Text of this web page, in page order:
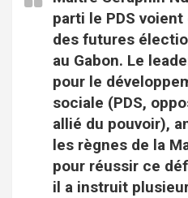
parti le PDS
des futures
au Gabon. Le
pour le
sociale (PDS,
allié du pouvoir),
les règnes de la
pour réussir ce
il a instruit